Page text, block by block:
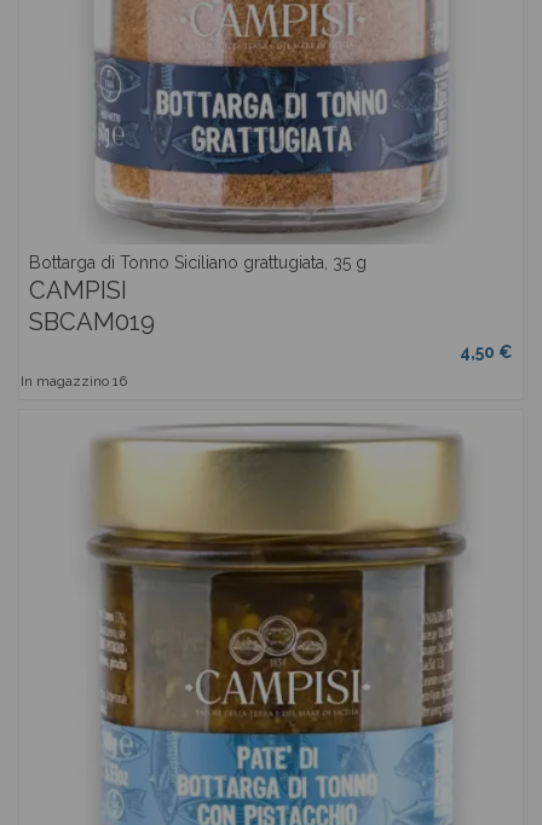
Bottarga di Tonno Siciliano grattugiata, 35 g
CAMPISI
SBCAM019
4,50 €
In magazzino 16